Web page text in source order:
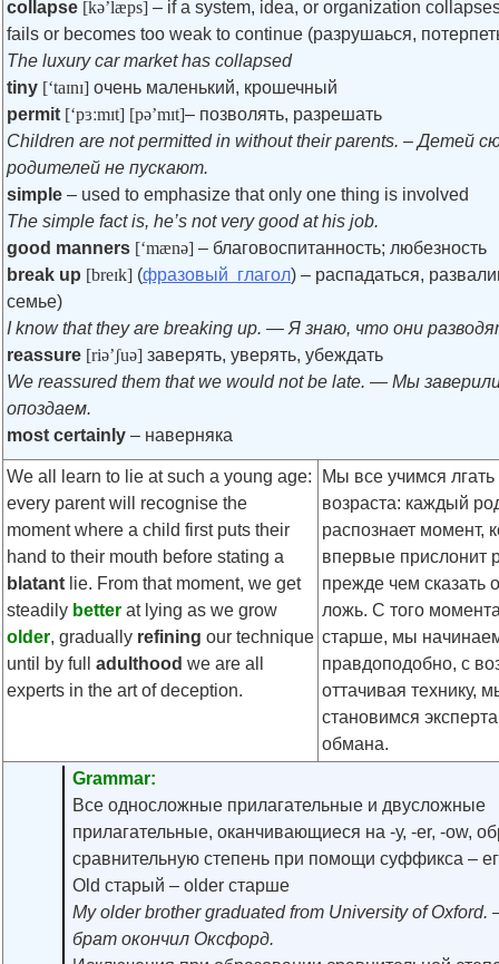
collapse [kə’læps] – if a system, idea, or organization
fails or becomes too weak to continue (разрушаься,
The luxury car market has collapsed
tiny [‘taɪnɪ] очень маленький, крошечный
permit [‘pɜːmɪt] [pə’mɪt]– позволять, разрешать
Children are not permitted in without their parents. – Детей
родителей не пускают.
simple – used to emphasize that only one thing is involved
The simple fact is, he’s not very good at his job.
good manners [‘mænə] – благовоспитанность; любезность
break up [breɪk] (фразовый глагол) – распадаться,
семье)
I know that they are breaking up. — Я знаю, что они
reassure [riə’ʃuə] заверять, уверять, убеждать
We reassured them that we would not be late. — Мы
опоздаем.
most certainly – наверняка
We all learn to lie at such a young age:
every parent will recognise the
moment where a child first puts their
hand to their mouth before stating a
blatant lie. From that moment, we get
steadily better at lying as we grow
older, gradually refining our technique
until by full adulthood we are all
experts in the art of deception.
Мы все учимся лгать
возраста: каждый
распознает момент,
впервые прислонит
прежде чем сказать
ложь. С того
старше, мы
правдоподобно, с
оттачивая технику,
становимся
обмана.
Grammar:
Все односложные прилагательные и двусложные
прилагательные, оканчивающиеся на -у, -er, -ow,
сравнительную степень при помощи суффикса –
Old старый – older старше
My оlder brother graduated from University of
брат окончил Оксфорд.